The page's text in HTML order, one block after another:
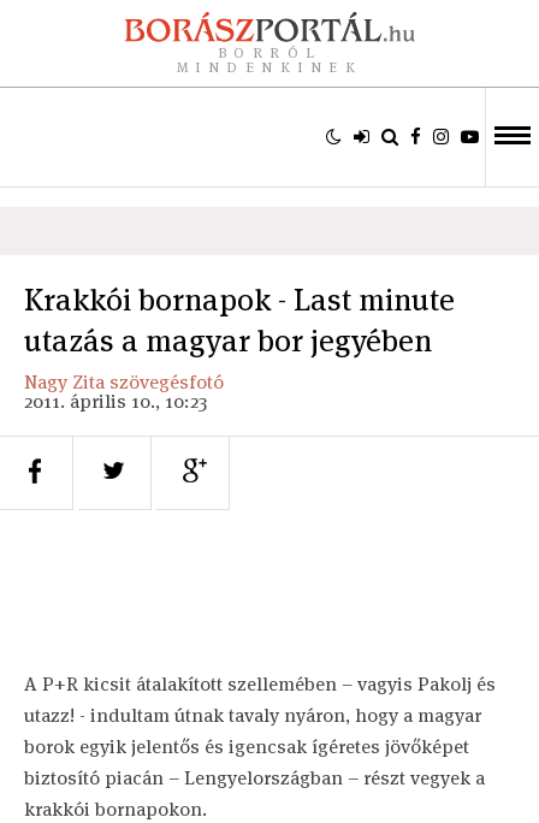
BORRÓL
MINDENKINEK
Krakkói bornapok - Last minute
utazás a magyar bor jegyében
Nagy Zita szövegésfotó
2011. április 10., 10:23
A P+R kicsit átalakított szellemében – vagyis Pakolj és
utazz! - indultam útnak tavaly nyáron, hogy a magyar
borok egyik jelentős és igencsak ígéretes jövőképet
biztosító piacán – Lengyelországban – részt vegyek a
krakkói bornapokon.